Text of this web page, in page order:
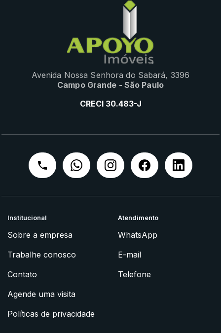
Avenida Nossa Senhora do Sabará, 3396
Campo Grande - São Paulo
CRECI 30.483-J
Institucional
Sobre a empresa
Trabalhe conosco
Contato
Agende uma visita
Políticas de privacidade
Atendimento
WhatsApp
E-mail
Telefone